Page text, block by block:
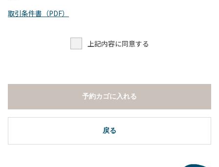
取引条件書（PDF）
上記内容に同意する
戻る
予約カゴに入れる